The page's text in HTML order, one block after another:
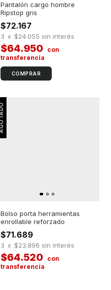
Pantalón cargo hombre
Ripstop gris
$72.167
$64.950
3 x $24.055 sin interés
COMPRAR
Bolso porta herramientas
enrollable reforzado
$71.689
$64.520
3 x $23.896 sin interés